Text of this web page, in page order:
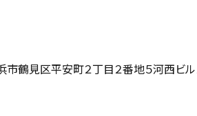
市鶴見区平安町２丁目２番地５河西ビ